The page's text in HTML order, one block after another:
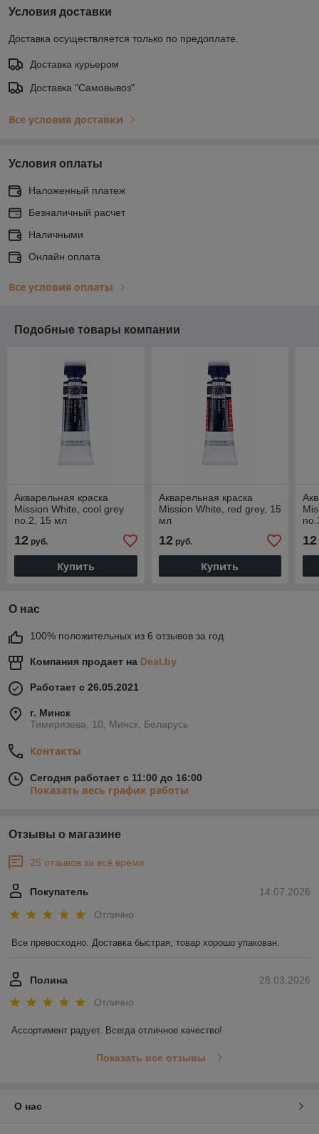
Условия доставки
Доставка осуществляется только по предоплате.
Доставка курьером
Доставка "Самовывоз"
Все условия доставки
Условия оплаты
Наложенный платеж
Безналичный расчет
Наличными
Онлайн оплата
Все условия оплаты
Подобные товары компании
Акварельная краска
Mission White, cool grey
no.2, 15 мл
12 руб.
Купить
Акварельная краска
Mission White, red grey, 15
мл
12руб.
Купить
12
О нас
100% положительных из 6 отзывов за год
Компания продает на Deal.by
Работает с 26.05.2021
г. Минск
Тимирязева, 10, Минск, Беларусь
Контакты
Сегодня работает с 11:00 до 16:00
Показать весь график работы
Отзывы о магазине
25 отзывов за всё время
14.07.2026
Покупатель
Отлично
Все превосходно. Доставка быстрая, товар хорошо упакован.
28.03.2026
Полина
Отлично
Ассортимент радует. Всегда отличное качество!
Показать все отзывы
О нас